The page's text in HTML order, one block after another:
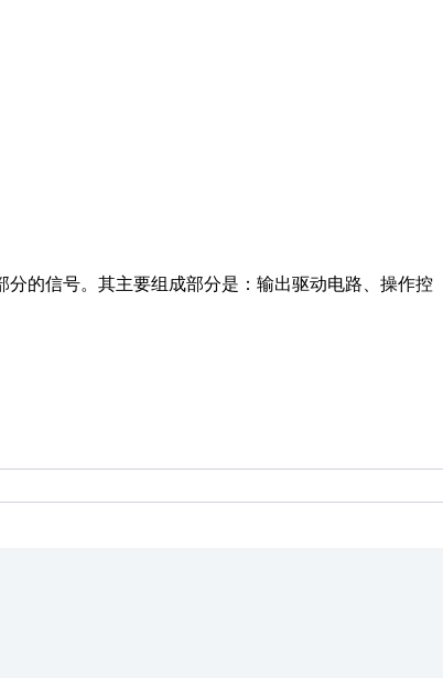
的信号。其主要组成部分是：输出驱动电路、操作控